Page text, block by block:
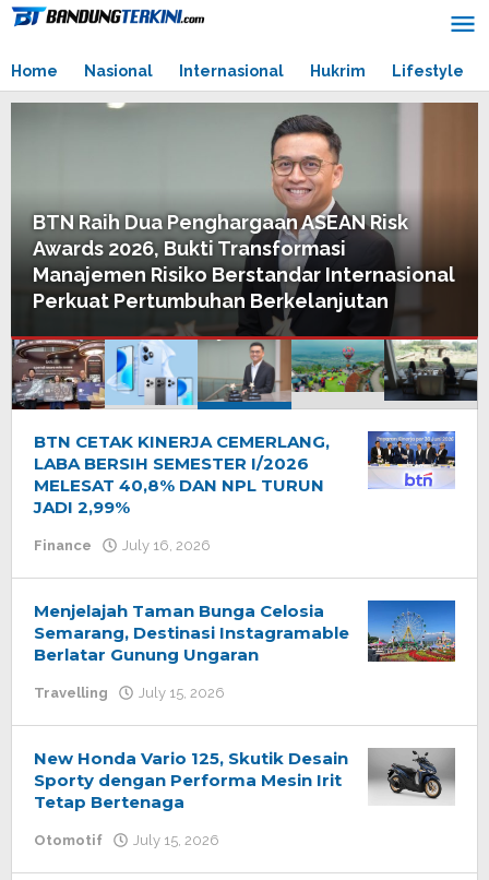
Skip
Home
Nasional Internasional Hukrim Lifestyle
BTN Raih Dua Penghargaan ASEAN Risk
Awards 2026, Bukti Transformasi
Manajemen Risiko Berstandar Internasional
Perkuat Pertumbuhan Berkelanjutan
BandungTerkini
BTN CETAK KINERJA CEMERLANG,
LABA BERSIH SEMESTER I/2026
MELESAT 40,8% DAN NPL TURUN
JADI 2,99%
Finance July 16, 2026
Menjelajah Taman Bunga Celosia
Semarang, Destinasi Instagramable
Berlatar Gunung Ungaran
Travelling July 15, 2026
New Honda Vario 125, Skutik Desain
Sporty dengan Performa Mesin Irit
Tetap Bertenaga
Otomotif July 15, 2026